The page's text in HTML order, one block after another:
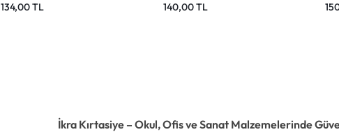
Almanca Türkçe
134,00TL 140,00TL
İkra Kırtasiye – Okul, Ofis ve Sanat Malzemelerinde